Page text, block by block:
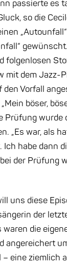
passierte es
so die
folgenlosen
mit dem Jazz-
den Vorfall
böser,
Prüfung
„Es war, als
Ich habe dann
der Prüfung
uns diese
der
waren die
angereichert
eine ziemlich